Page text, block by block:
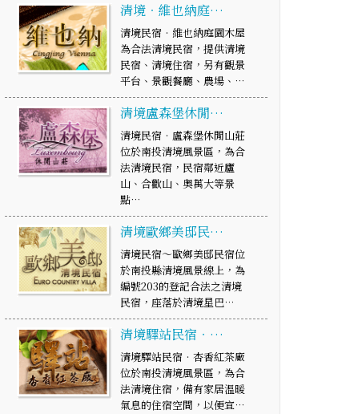
清境‧維也納庭…
清境民宿‧維也納庭園木屋
為合法清境民宿，提供清境
民宿、清境住宿，另有觀景
平台、景觀餐廳、農場、…
清境盧森堡休閒…
清境民宿‧盧森堡休閒山莊
位於南投清境風景區，為合
法清境民宿，民宿鄰近廬
山、合歡山、奧萬大等景
點…
清境歐鄉美邸民…
清境民宿～歐鄉美邸民宿位
於南投縣清境風景線上，為
編號203的登記合法之清境
民宿，座落於清境星巴…
清境驛站民宿‧…
清境驛站民宿‧杏香紅茶廠
位於南投清境風景區，為合
法清境住宿，備有家居溫暖
氣息的住宿空間，以便宜…